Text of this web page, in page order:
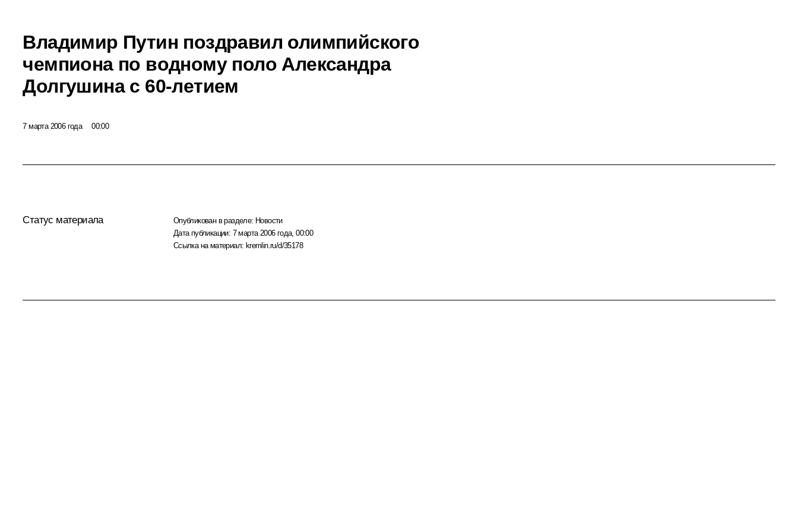
Владимир Путин поздравил олимпийского
чемпиона по водному поло Александра
Долгушина с 60-летием
7 марта 2006 года 00:00
Статус материала Опубликован в разделе: Новости
Дата публикации: 7 марта 2006 года, 00:00
Ссылка на материал: kremlin.ru/d/35178